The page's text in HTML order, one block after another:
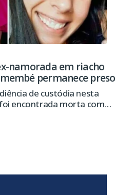
namorada em riacho
permanece preso
de custódia nesta
encontrada morta com